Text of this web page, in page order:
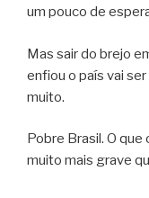
um pouco de
Mas sair do brejo
enfiou o país vai
muito.
Pobre Brasil. O
muito mais grave